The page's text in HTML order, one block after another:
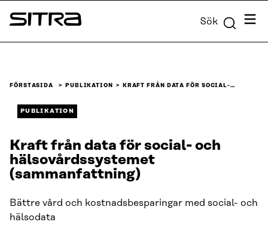
Skip to
content
Sitra Sök Meny
FÖRSTASIDA PUBLIKATION KRAFT FRÅN DATA FÖR SOCIAL-…
PUBLIKATION
Kraft från data för social- och
hälsovårdssystemet
(sammanfattning)
Bättre vård och kostnadsbesparingar med social- och
hälsodata